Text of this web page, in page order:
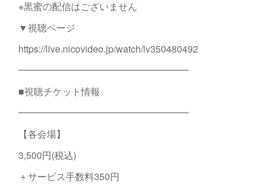
※黒蜜の配信はございません
▼視聴ページ
https://live.nicovideo.jp/watch/lv350480492
━━━━━━━━━━━━━━━━━━
■視聴チケット情報
━━━━━━━━━━━━━━━━━━
【各会場】
3,500円(税込)
＋サービス手数料350円